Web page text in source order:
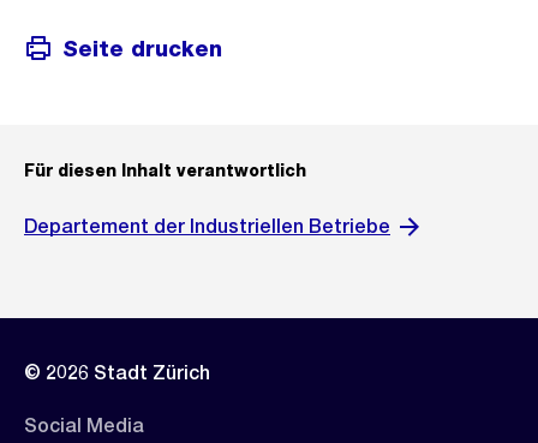
Seite drucken
Für diesen Inhalt verantwortlich
Departement der Industriellen Betriebe
© 2026 Stadt Zürich
Social Media